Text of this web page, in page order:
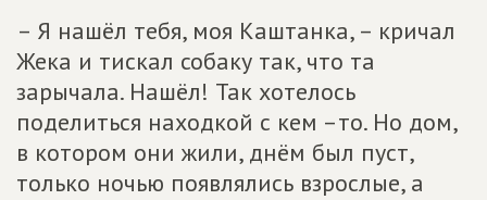
– Я нашёл тебя, моя Каштанка, – кричал
Жека и тискал собаку так, что та
зарычала. Нашёл! Так хотелось
поделиться находкой с кем –то. Но дом,
в котором они жили, днём был пуст,
только ночью появлялись взрослые, а